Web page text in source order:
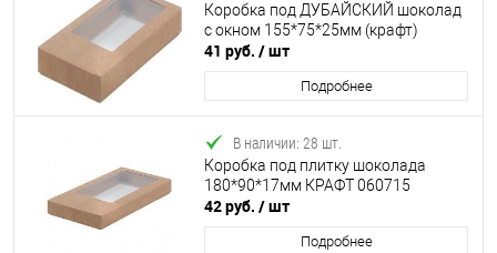
Коробка под ДУБАЙСКИЙ шоколад
с окном 155*75*25мм (крафт)
41 руб. / шт
Подробнее
В наличии: 28 шт.
Коробка под плитку шоколада
180*90*17мм КРАФТ 060715
42 руб. / шт
Подробнее